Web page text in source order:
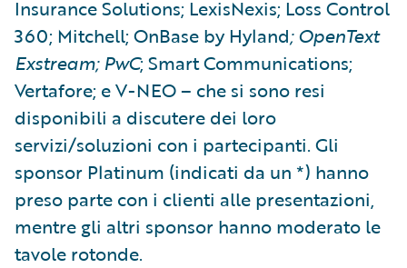
Insurance Solutions; LexisNexis; Loss Control
360; Mitchell; OnBase by Hyland; OpenText
Exstream; PwC; Smart Communications;
Vertafore; e V-NEO – che si sono resi
disponibili a discutere dei loro
servizi/soluzioni con i partecipanti. Gli
sponsor Platinum (indicati da un *) hanno
preso parte con i clienti alle presentazioni,
mentre gli altri sponsor hanno moderato le
tavole rotonde.